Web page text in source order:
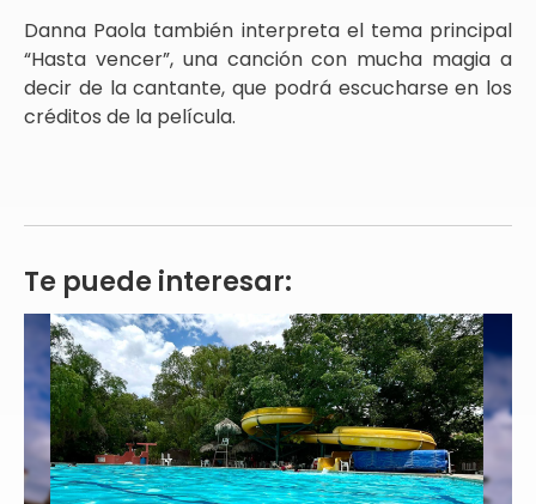
Danna Paola también interpreta el tema principal
“Hasta vencer”, una canción con mucha magia a
decir de la cantante, que podrá escucharse en los
créditos de la película.
Te puede interesar: